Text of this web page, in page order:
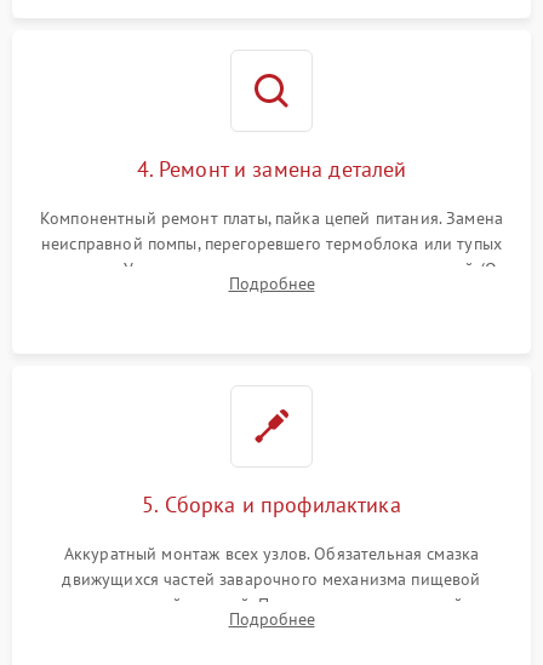
4. Ремонт и замена деталей
Компонентный ремонт платы, пайка цепей питания. Замена
неисправной помпы, перегоревшего термоблока или тупых
жерновов. Установка новых силиконовых уплотнителей (O-
ring) и тефлоновых трубок для надежного устранения
Подробнее
5. Сборка и профилактика
Аккуратный монтаж всех узлов. Обязательная смазка
движущихся частей заварочного механизма пищевой
силиконовой смазкой. Проведение программной
декальцинации и очистки системы от кофейных масел.
Подробнее